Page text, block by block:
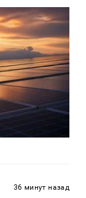
36 минут назад